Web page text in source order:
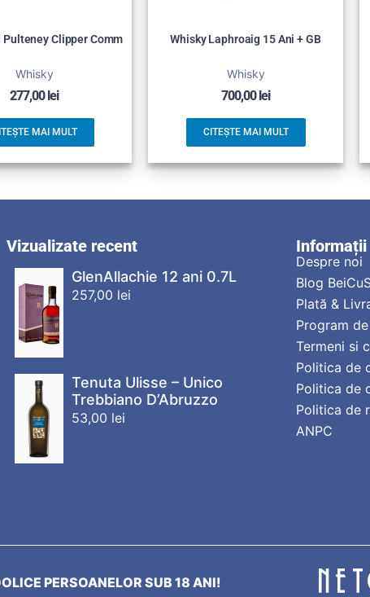
Pulteney Clipper Comm
Whisky
277,00 lei
MAI MULT
Whisky Laphroaig 15 Ani + GB
Whisky
700,00 lei
CITEȘTE MAI MULT
Vizualizate recent
GlenAllachie 12 ani 0.7L
257,00 lei
Tenuta Ulisse – Unico
Trebbiano D’Abruzzo
53,00 lei
Informații
Despre noi
Blog
Plată &
Program
Termeni si
Politica de
Politica de
Politica de
ANPC
PERSOANELOR SUB 18 ANI!